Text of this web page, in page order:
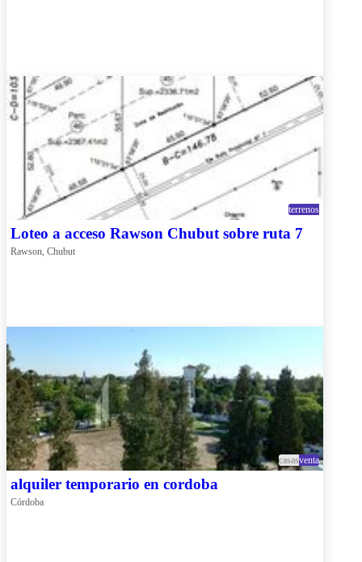
terrenos
Loteo a acceso Rawson Chubut sobre ruta 7
Rawson, Chubut
casasventa
alquiler temporario en cordoba
Córdoba